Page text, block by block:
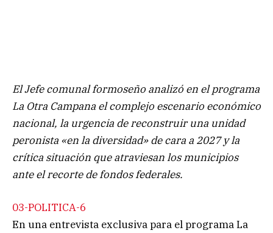
El Jefe comunal formoseño analizó en el programa
La Otra Campana el complejo escenario económico
nacional, la urgencia de reconstruir una unidad
peronista «en la diversidad» de cara a 2027 y la
crítica situación que atraviesan los municipios
ante el recorte de fondos federales.
03-POLITICA-6
En una entrevista exclusiva para el programa La